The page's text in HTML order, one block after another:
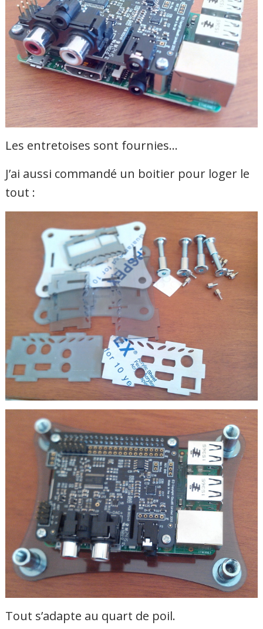
Les entretoises sont fournies…
J’ai aussi commandé un boitier pour loger le
tout :
Tout s’adapte au quart de poil.